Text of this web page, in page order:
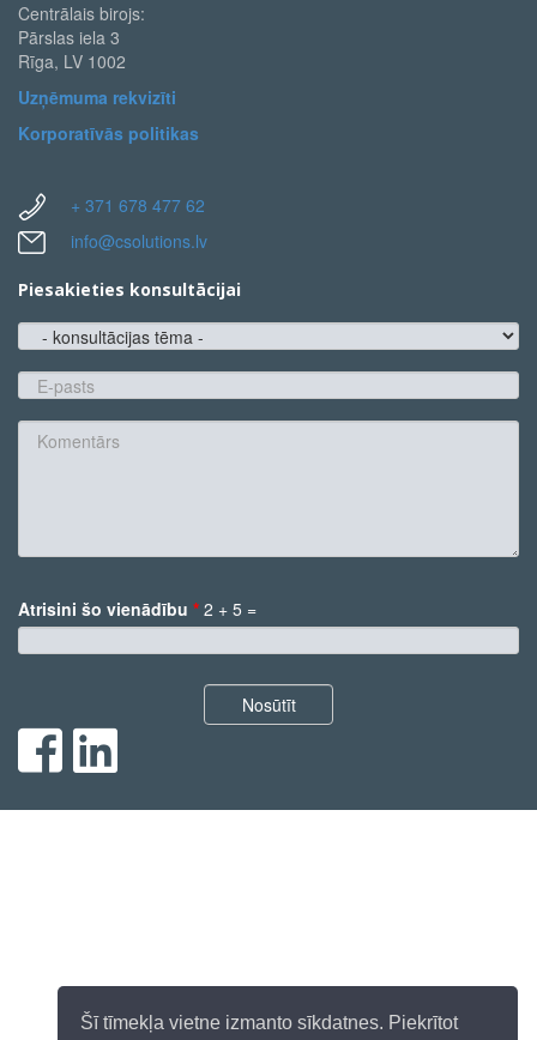
Šī tīmekļa vietne izmanto sīkdatnes. Piekrītot
Centrālais birojs:
Pārslas iela 3
Rīga, LV 1002
Uzņēmuma rekvizīti
Korporatīvās politikas
+ 371 678 477 62
info@csolutions.lv
Piesakieties konsultācijai
konsultācijas
tēma
E-
pasts
*
Atrisini šo vienādību * 2 + 5 =
Nosūtīt